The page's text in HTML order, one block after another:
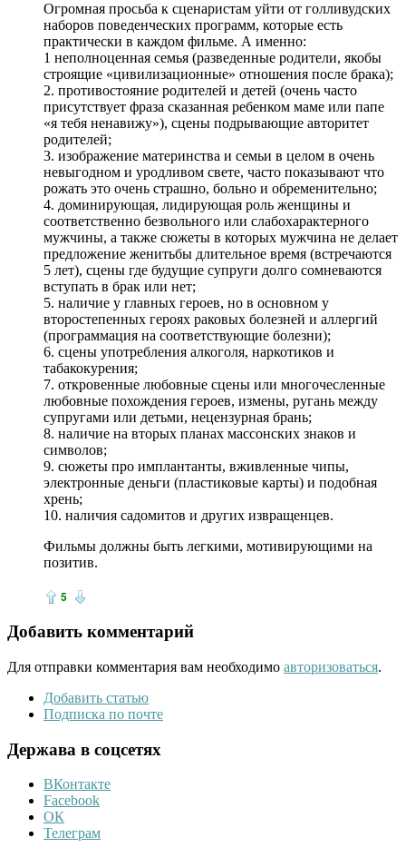
Огромная просьба к сценаристам уйти от голливудских
наборов поведенческих программ, которые есть
практически в каждом фильме. А именно:
1 неполноценная семья (разведенные родители, якобы
строящие «цивилизационные» отношения после брака);
2. противостояние родителей и детей (очень часто
присутствует фраза сказанная ребенком маме или папе
«я тебя ненавижу»), сцены подрывающие авторитет
родителей;
3. изображение материнства и семьи в целом в очень
невыгодном и уродливом свете, часто показывают что
рожать это очень страшно, больно и обременительно;
4. доминирующая, лидирующая роль женщины и
соответственно безвольного или слабохарактерного
мужчины, а также сюжеты в которых мужчина не делает
предложение женитьбы длительное время (встречаются
5 лет), сцены где будущие супруги долго сомневаются
вступать в брак или нет;
5. наличие у главных героев, но в основном у
второстепенных героях раковых болезней и аллергий
(программация на соответствующие болезни);
6. сцены употребления алкоголя, наркотиков и
табакокурения;
7. откровенные любовные сцены или многочесленные
любовные похождения героев, измены, ругань между
супругами или детьми, нецензурная брань;
8. наличие на вторых планах массонских знаков и
символов;
9. сюжеты про имплантанты, вживленные чипы,
электронные деньги (пластиковые карты) и подобная
хрень;
10. наличия садомитов и других извращенцев.
Фильмы должны быть легкими, мотивирующими на
позитив.
5
Добавить комментарий
Для отправки комментария вам необходимо авторизоваться.
Добавить статью
Подписка по почте
Держава в соцсетях
ВКонтакте
Facebook
ОК
Телеграм